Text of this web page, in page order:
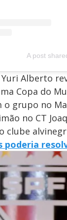
A post
Alberto
Copa do
o grupo no
no CT
clube
poderia